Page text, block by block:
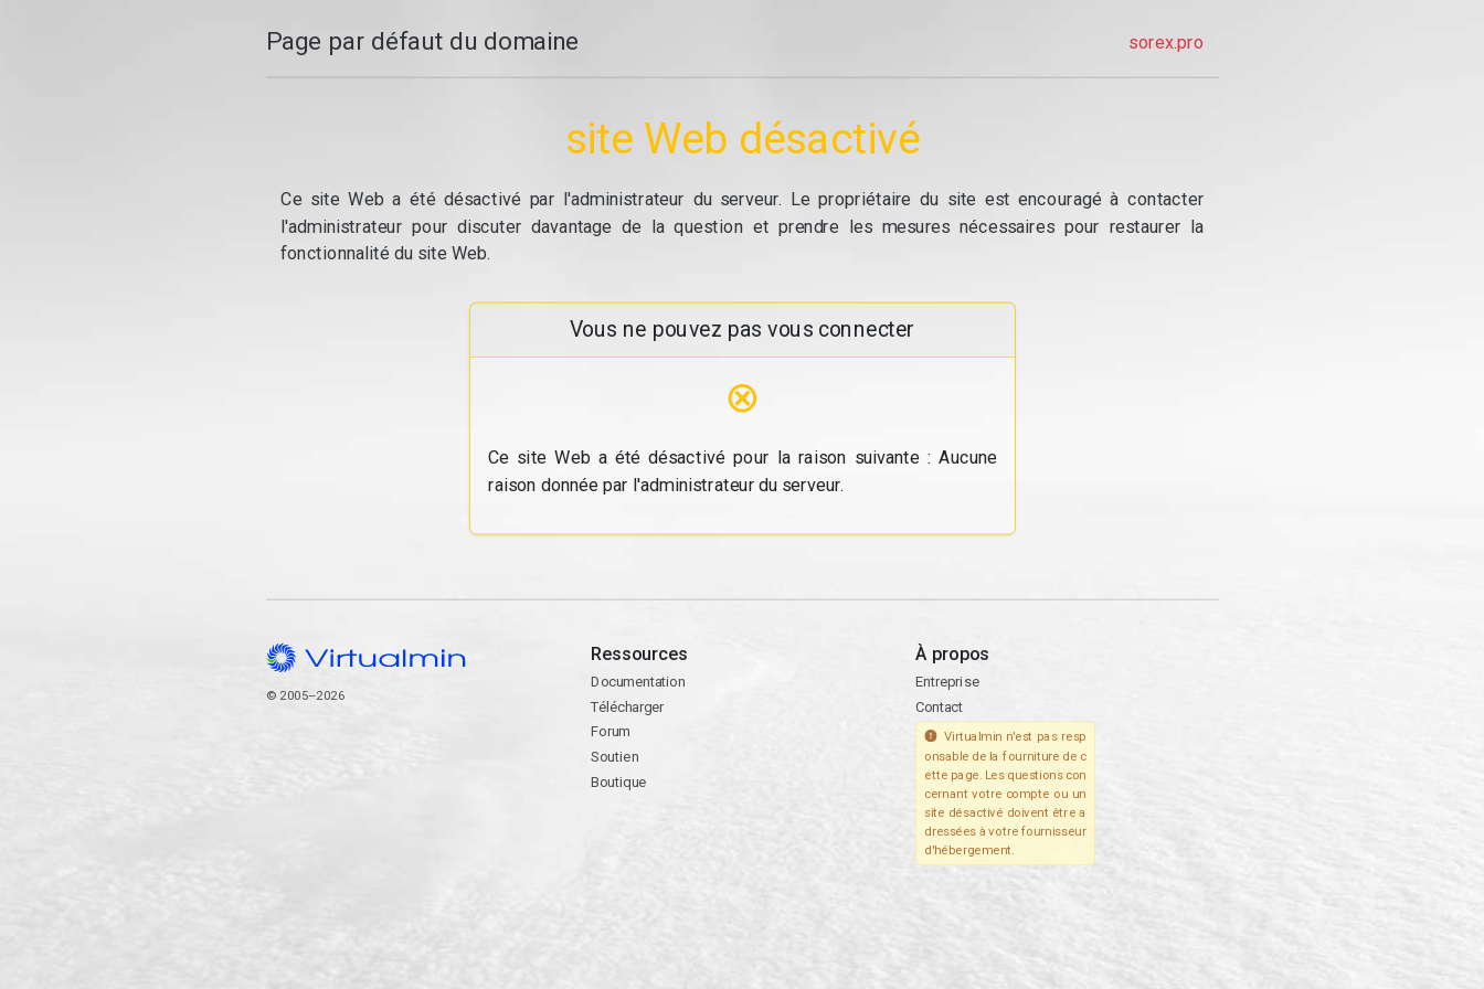
Page par défaut du domaine sorex.pro
site Web désactivé
Ce site Web a été désactivé par l'administrateur du serveur. Le propriétaire du site est encouragé à contacter
l'administrateur pour discuter davantage de la question et prendre les mesures nécessaires pour restaurer la
fonctionnalité du site Web.
Vous ne pouvez pas vous connecter
⊗
Ce site Web a été désactivé pour la raison suivante : Aucune
raison donnée par l'administrateur du serveur.
© 2005–2026
Ressources
Documentation
Télécharger
Forum
Soutien
Boutique
À propos
Entreprise
Contact
Virtualmin n'est pas resp
onsable de la fourniture de c
ette page. Les questions con
cernant votre compte ou un
site désactivé doivent être a
dressées à votre fournisseur
d'hébergement.